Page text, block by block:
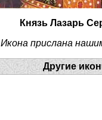
Князь Лазарь
Икона прислана
Другие